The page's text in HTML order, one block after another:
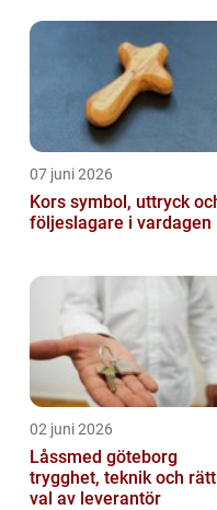
07 juni 2026
Kors symbol, uttryck och
följeslagare i vardagen
02 juni 2026
Låssmed göteborg
trygghet, teknik och rätt
val av leverantör